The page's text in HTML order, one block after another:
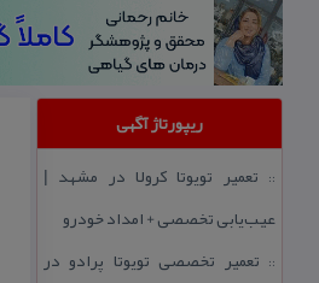
ریپورتاژ آگهی
:: تعمیر تویوتا كرولا در مشهد |
عیب‌یابی تخصصی + امداد خودرو
:: تعمیر تخصصی تویوتا پرادو در